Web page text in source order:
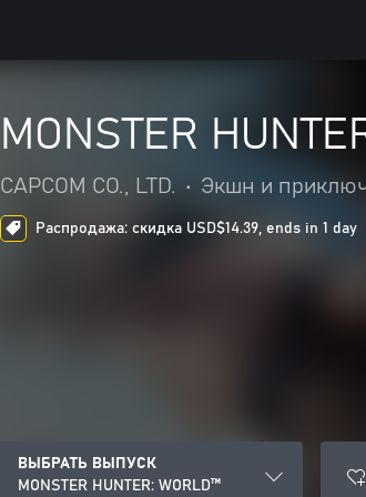
MONSTER
CAPCOM CO., LTD. • Экшн и
Распродажа: скидка USD$14.39, ends in 1 day
ВЫБРАТЬ ВЫПУСК
MONSTER HUNTER: WORLD™